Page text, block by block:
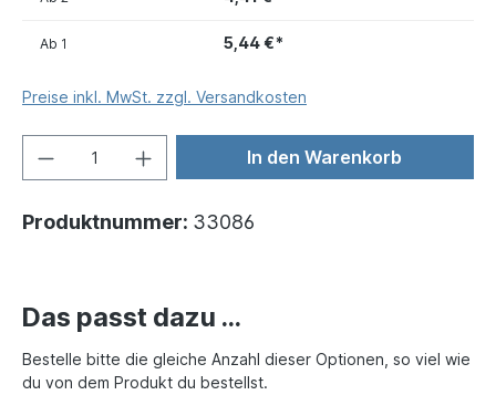
Ab 1 5,44 €*
Preise inkl. MwSt. zzgl. Versandkosten
In den Warenkorb
Produktnummer: 33086
Das passt dazu ...
Bestelle bitte die gleiche Anzahl dieser Optionen, so viel wie
du von dem Produkt du bestellst.